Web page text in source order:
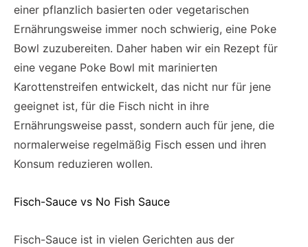
einer pflanzlich basierten oder vegetarischen
Ernährungsweise immer noch schwierig, eine Poke
Bowl zuzubereiten. Daher haben wir ein Rezept für
eine vegane Poke Bowl mit marinierten
Karottenstreifen entwickelt, das nicht nur für jene
geeignet ist, für die Fisch nicht in ihre
Ernährungsweise passt, sondern auch für jene, die
normalerweise regelmäßig Fisch essen und ihren
Konsum reduzieren wollen.
Fisch-Sauce vs No Fish Sauce
Fisch-Sauce ist in vielen Gerichten aus der